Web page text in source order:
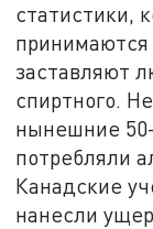
статистики,
принимаются
заставляют
спиртного.
нынешние
потребляли
Канадские
нанесли